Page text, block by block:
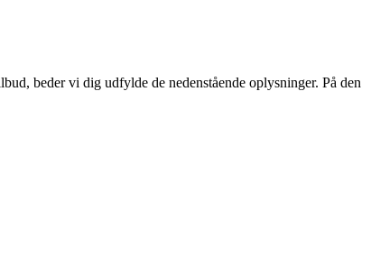
beder vi dig udfylde de nedenstående oplysninger. På den